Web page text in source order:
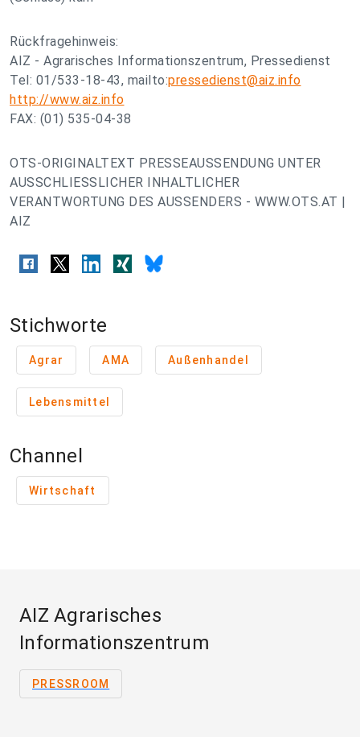
Rückfragehinweis:
AIZ - Agrarisches Informationszentrum, Pressedienst
Tel: 01/533-18-43, mailto:pressedienst@aiz.info
http://www.aiz.info
FAX: (01) 535-04-38
OTS-ORIGINALTEXT PRESSEAUSSENDUNG UNTER
AUSSCHLIESSLICHER INHALTLICHER
VERANTWORTUNG DES AUSSENDERS - WWW.OTS.AT |
AIZ
Stichworte
Agrar AMA Außenhandel
Lebensmittel
Channel
Wirtschaft
AIZ Agrarisches
Informationszentrum
PRESSROOM